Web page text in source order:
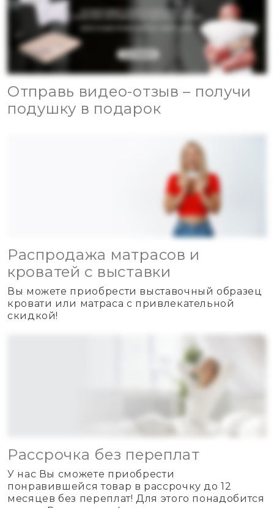
Отправь видео-отзыв – получи
подушку в подарок
Распродажа матрасов и
кроватей с выставки
Вы можете приобрести выставочный образец
кровати или матраса с привлекательной
скидкой!
Рассрочка без переплат
У нас Вы сможете приобрести
понравившейся товар в рассрочку до 12
месяцев без переплат! Для этого понадобится